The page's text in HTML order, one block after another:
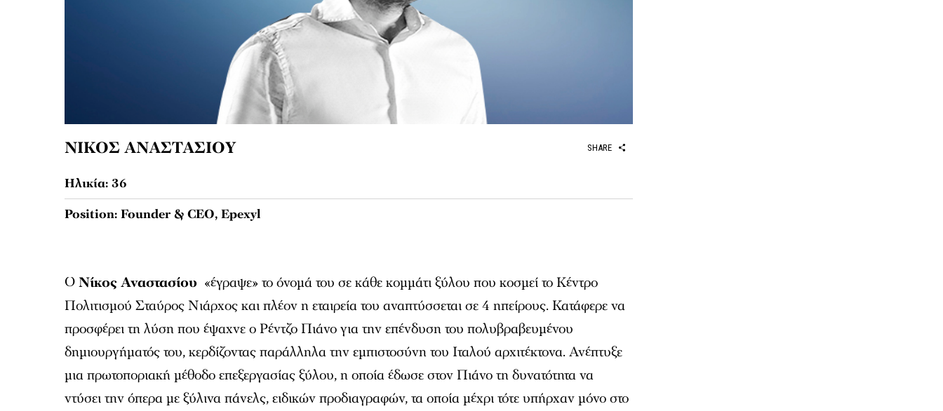
ΝΙΚΟΣ ΑΝΑΣΤΑΣΙΟΥ SHARE
Ηλικία: 36
Position: Founder & CEO, Epexyl
OΝίκος Αναστασίου «έγραψε» το όνομά του σε κάθε κομμάτι ξύλου που κοσμεί το Κέντρο
Πολιτισμού Σταύρος Νιάρχος και πλέον η εταιρεία του αναπτύσσεται σε 4 ηπείρους. Κατάφερε να
προσφέρει τη λύση που έψαχνε ο Ρέντζο Πιάνο για την επένδυση του πολυβραβευμένου
δημιουργήματός του, κερδίζοντας παράλληλα την εμπιστοσύνη του Ιταλού αρχιτέκτονα. Ανέπτυξε
μια πρωτοποριακή μέθοδο επεξεργασίας ξύλου, η οποία έδωσε στον Πιάνο τη δυνατότητα να
ντύσει την όπερα με ξύλινα πάνελς, ειδικών προδιαγραφών, τα οποία μέχρι τότε υπήρχαν μόνο στο